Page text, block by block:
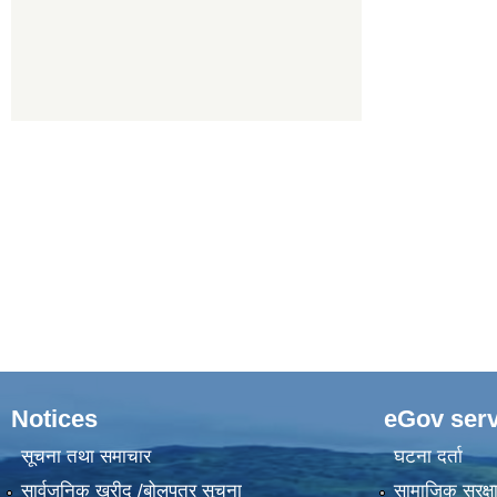
Notices
सूचना तथा समाचार
सार्वजनिक खरीद /बोलपत्र सूचना
eGov
घटना दर्ता
सामाजिक सुरक्षा